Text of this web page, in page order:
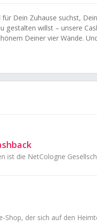
Dein Zuhause suchst,
gestalten willst – unsere
Deiner vier Wände.